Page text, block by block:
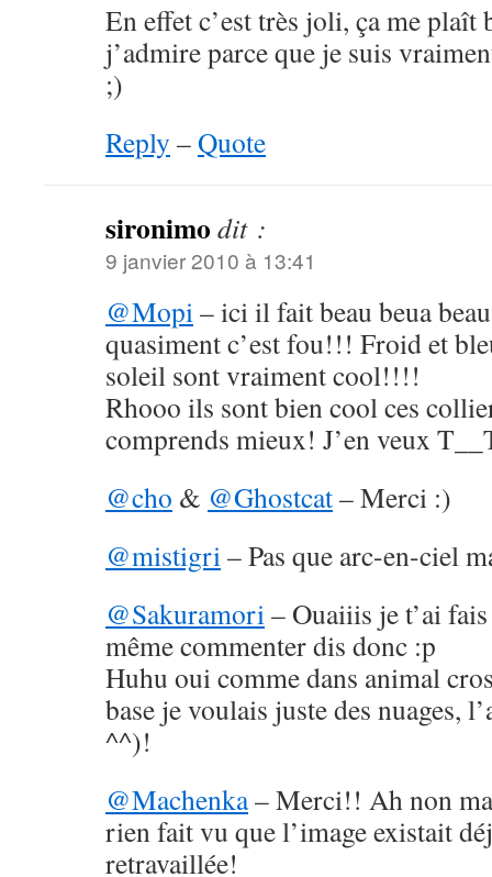
En effet c’est très joli, ça me plaît
j’admire parce que je suis
;)
Reply –Quote
sironimo dit :
9 janvier 2010 à 13:41
@Mopi– ici il fait beau beua
quasiment c’est fou!!! Froid et
soleil sont vraiment cool!!!!
Rhooo ils sont bien cool ces
comprends mieux! J’en veux
@cho & @Ghostcat– Merci :)
@mistigri– Pas que arc-en-ciel
@Sakuramori– Ouaiiis je t’ai
même commenter dis donc :p
Huhu oui comme dans animal
base je voulais juste des nuages,
^^)!
@Machenka– Merci!! Ah non
rien fait vu que l’image existait
retravaillée!